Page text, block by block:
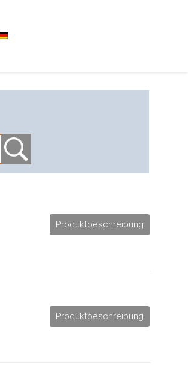
Produktbeschreibung
Produktbeschreibung